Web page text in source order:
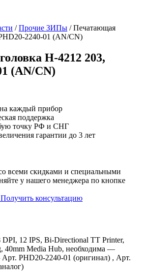
/Прочие ЗИПы / Печатающая
2240-01 (AN/CN)
H-4212 203,
(AN/CN)
каждый прибор
поддержка
точку РФ и СНГ
гарантии до 3 лет
всеми скидками и специальными
у нашего менеджера по кнопке
Получить консультацию
12 IPS, Bi-Directional TT Printer,
40mm Media Hub, необходима —
Арт. РНD20-2240-01 (оригинал) , Арт.